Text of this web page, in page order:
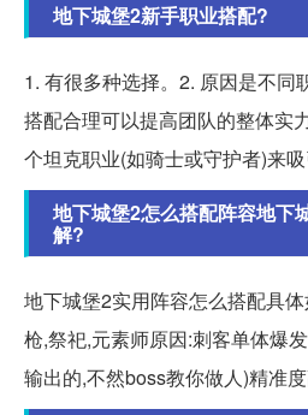
地下城堡2新手职业搭配?
1. 有很多种选择。2. 原因是不同
搭配合理可以提高团队的整体实
个坦克职业(如骑士或守护者)来吸
地下城堡2怎么搭配阵容地下
解?
地下城堡2实用阵容怎么搭配具
枪,祭祀,元素师原因:刺客单体爆
输出的,不然boss教你做人)精准